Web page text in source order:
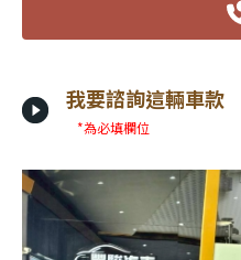
我要諮詢這輛車款
*為必填欄位